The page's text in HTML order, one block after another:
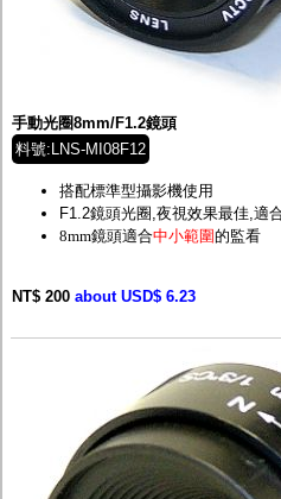
手動光圈8mm/F1.2鏡頭
料號:LNS-MI08F12
搭配標準型攝影機使用
F1.2鏡頭光圈,夜視效果最佳,適
8mm鏡頭適合中小範圍的監看
NT$ 200 about USD$ 6.23